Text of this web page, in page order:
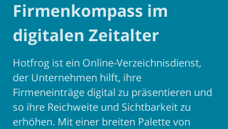
Firmenkompass im
digitalen Zeitalter
Hotfrog ist ein Online-Verzeichnisdienst,
der Unternehmen hilft, ihre
Firmeneinträge digital zu präsentieren und
so ihre Reichweite und Sichtbarkeit zu
erhöhen. Mit einer breiten Palette von